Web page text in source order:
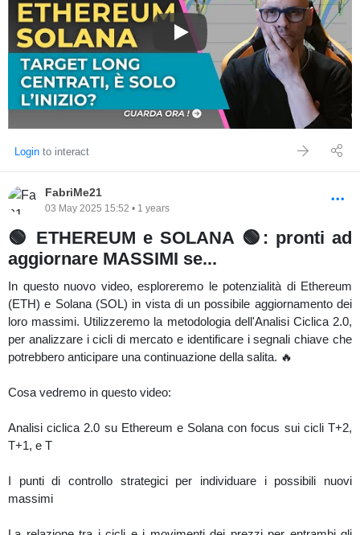
supporto chiave per mantenere la struttura rialzista intatta.
📈 Tutti e tre i grafici sono stati analizzati con il mio indicatore
Money Generator 4.5 Adattivo, che unisce logica trend-following,
filtri su volatilità e livelli dinamici per individuare le migliori aree
operative.
stai seguendo con più interesse!
#Crypto #Ethereum
Ethereum, Bitcoin e Solana
Login to interact
FabriMe21
03 May 2025 15:52 • 1 years
🟢 ETHEREUM e SOLANA 🟢: pronti ad
aggiornare MASSIMI se...
In questo nuovo video, esploreremo le potenzialità di Ethereum
(ETH) e Solana (SOL) in vista di un possibile aggiornamento dei
loro massimi. Utilizzeremo la metodologia dell'Analisi Ciclica 2.0,
per analizzare i cicli di mercato e identificare i segnali chiave che
potrebbero anticipare una continuazione della salita. 🔥
Cosa vedremo in questo video:
Analisi ciclica 2.0 su Ethereum e Solana con focus sui cicli T+2,
T+1, e T
I punti di controllo strategici per individuare i possibili nuovi
massimi